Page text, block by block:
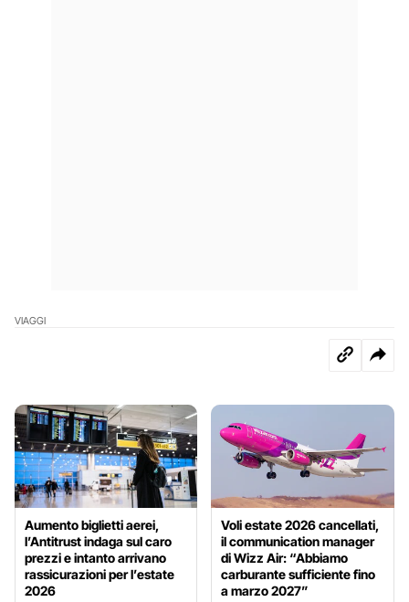
VIAGGI
Aumento biglietti aerei,
l’Antitrust indaga sul caro
prezzi e intanto arrivano
rassicurazioni per l’estate
2026
Voli estate 2026 cancellati,
il communication manager
di Wizz Air: “Abbiamo
carburante sufficiente fino
a marzo 2027”